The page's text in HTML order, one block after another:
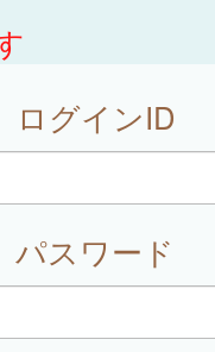
ログインID
パスワード